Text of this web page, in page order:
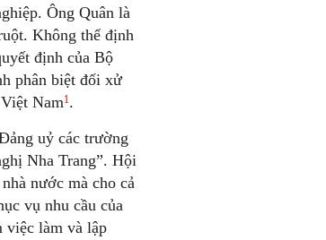
Ông Quân là
Không thể định
định của Bộ
phân biệt đối xử
Nam1 .
uỷ các trường
Nha Trang”. Hội
nước mà cho cả
vụ nhu cầu của
việc làm và lập